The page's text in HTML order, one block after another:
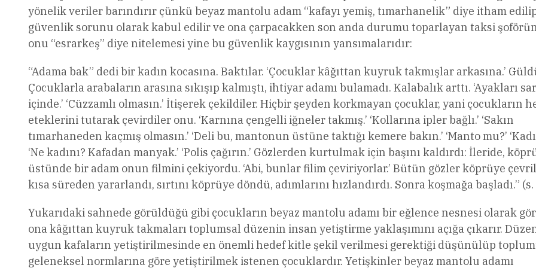
yönelik veriler barındırır çünkü beyaz mantolu adam “kafayı yemiş, tımarhanelik” diye itham
güvenlik sorunu olarak kabul edilir ve ona çarpacakken son anda durumu toparlayan taksi
onu “esrarkeş” diye nitelemesi yine bu güvenlik kaygısının yansımalarıdır:
“Adama bak” dedi bir kadın kocasına. Baktılar. ‘Çocuklar kâğıttan kuyruk takmışlar arkasına.’
Çocuklarla arabaların arasına sıkışıp kalmıştı, ihtiyar adamı bulamadı. Kalabalık arttı. ‘Ayakları
içinde.’ ‘Cüzzamlı olmasın.’ İtişerek çekildiler. Hiçbir şeyden korkmayan çocuklar, yani çocukların
eteklerini tutarak çevirdiler onu. ‘Karnına çengelli iğneler takmış.’ ‘Kollarına ipler bağlı.’ ‘Sakın
tımarhaneden kaçmış olmasın.’ ‘Deli bu, mantonun üstüne taktığı kemere bakın.’ ‘Manto mu?’
‘Ne kadını? Kafadan manyak.’ ‘Polis çağırın.’ Gözlerden kurtulmak için başını kaldırdı: İleride,
üstünde bir adam onun filmini çekiyordu. ‘Abi, bunlar filim çeviriyorlar.’ Bütün gözler köprüye
kısa süreden yararlandı, sırtını köprüye döndü, adımlarını hızlandırdı. Sonra koşmağa başladı.”
Yukarıdaki sahnede görüldüğü gibi çocukların beyaz mantolu adamı bir eğlence nesnesi olarak
ona kâğıttan kuyruk takmaları toplumsal düzenin insan yetiştirme yaklaşımını açığa çıkarır.
uygun kafaların yetiştirilmesinde en önemli hedef kitle şekil verilmesi gerektiği düşünülüp
geleneksel normlarına göre yetiştirilmek istenen çocuklardır. Yetişkinler beyaz mantolu adamı